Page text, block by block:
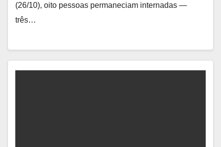
(26/10), oito pessoas permaneciam internadas —
três…